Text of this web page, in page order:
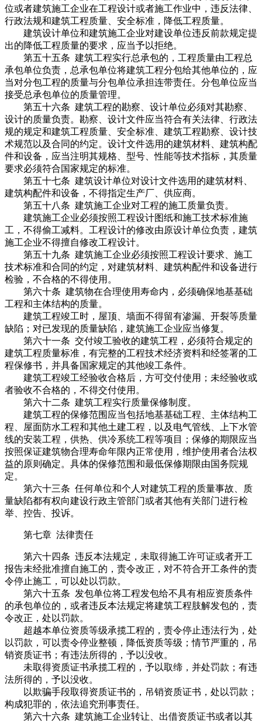
位或者建筑施工企业在工程设计或者施工作业中，违反法律、
行政法规和建筑工程质量、安全标准，降低工程质量。
建筑设计单位和建筑施工企业对建设单位违反前款规定提
出的降低工程质量的要求，应当予以拒绝。
第五十五条 建筑工程实行总承包的，工程质量由工程总
承包单位负责，总承包单位将建筑工程分包给其他单位的，应
当对分包工程的质量与分包单位承担连带责任。分包单位应当
接受总承包单位的质量管理。
第五十六条 建筑工程的勘察、设计单位必须对其勘察、
设计的质量负责。勘察、设计文件应当符合有关法律、行政法
规的规定和建筑工程质量、安全标准、建筑工程勘察、设计技
术规范以及合同的约定。设计文件选用的建筑材料、建筑构配
件和设备，应当注明其规格、型号、性能等技术指标，其质量
要求必须符合国家规定的标准。
第五十七条 建筑设计单位对设计文件选用的建筑材料、
建筑构配件和设备，不得指定生产厂、供应商。
第五十八条 建筑施工企业对工程的施工质量负责。
建筑施工企业必须按照工程设计图纸和施工技术标准施
工，不得偷工减料。工程设计的修改由原设计单位负责，建筑
施工企业不得擅自修改工程设计。
第五十九条 建筑施工企业必须按照工程设计要求、施工
技术标准和合同的约定，对建筑材料、建筑构配件和设备进行
检验，不合格的不得使用。
第六十条 建筑物在合理使用寿命内，必须确保地基基础
工程和主体结构的质量。
建筑工程竣工时，屋顶、墙面不得留有渗漏、开裂等质量
缺陷；对已发现的质量缺陷，建筑施工企业应当修复。
第六十一条 交付竣工验收的建筑工程，必须符合规定的
建筑工程质量标准，有完整的工程技术经济资料和经签署的工
程保修书，并具备国家规定的其他竣工条件。
建筑工程竣工经验收合格后，方可交付使用；未经验收或
者验收不合格的，不得交付使用。
第六十二条 建筑工程实行质量保修制度。
建筑工程的保修范围应当包括地基基础工程、主体结构工
程、屋面防水工程和其他土建工程，以及电气管线、上下水管
线的安装工程，供热、供冷系统工程等项目；保修的期限应当
按照保证建筑物合理寿命年限内正常使用，维护使用者合法权
益的原则确定。具体的保修范围和最低保修期限由国务院规
定。
第六十三条 任何单位和个人对建筑工程的质量事故、质
量缺陷都有权向建设行政主管部门或者其他有关部门进行检
举、控告、投诉。
第七章 法律责任
第六十四条 违反本法规定，未取得施工许可证或者开工
报告未经批准擅自施工的，责令改正，对不符合开工条件的责
令停止施工，可以处以罚款。
第六十五条 发包单位将工程发包给不具有相应资质条件
的承包单位的，或者违反本法规定将建筑工程肢解发包的，责
令改正，处以罚款。
超越本单位资质等级承揽工程的，责令停止违法行为，处
以罚款，可以责令停业整顿，降低资质等级；情节严重的，吊
销资质证书；有违法所得的，予以没收。
未取得资质证书承揽工程的，予以取缔，并处罚款；有违
法所得的，予以没收。
以欺骗手段取得资质证书的，吊销资质证书，处以罚款；
构成犯罪的，依法追究刑事责任。
第六十六条 建筑施工企业转让、出借资质证书或者以其